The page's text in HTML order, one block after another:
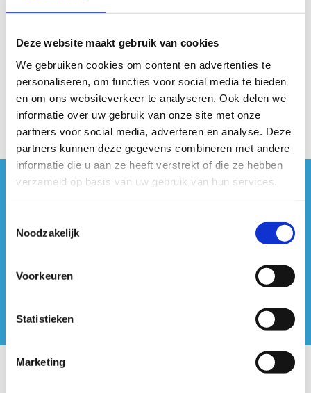
Deze website maakt gebruik van cookies
We gebruiken cookies om content en advertenties te
personaliseren, om functies voor social media te bieden
en om ons websiteverkeer te analyseren. Ook delen we
informatie over uw gebruik van onze site met onze
partners voor social media, adverteren en analyse. Deze
partners kunnen deze gegevens combineren met andere
informatie die u aan ze heeft verstrekt of die ze hebben
verzameld op basis van uw gebruik van hun services.
Noodzakelijk
Voorkeuren
Statistieken
Marketing
Voor meer info zie:www.nelos.be ofwww.redfed.be
Op 28 augustus 2024 start de volgende cursus duiker-
hulpverlener. Meer info en inschrijven via:AVOS -
Activiteit
#sportersbelevenmeer